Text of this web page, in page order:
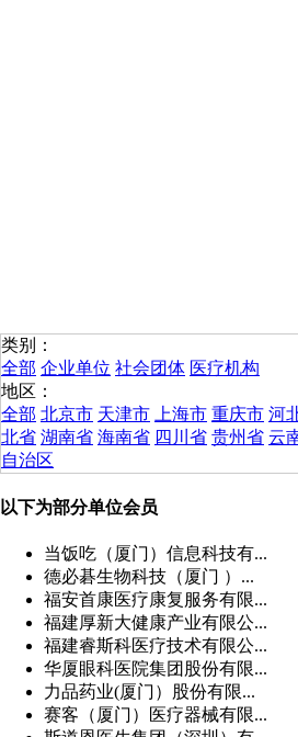
类别：
全部 企业单位 社会团体 医疗机构
地区：
全部 北京市 天津市 上海市 重庆市 河
北省 湖南省 海南省 四川省 贵州省 云
自治区
以下为部分单位会员
当饭吃（厦门）信息科技有...
德必碁生物科技（厦门 ）...
福安首康医疗康复服务有限...
福建厚新大健康产业有限公...
福建睿斯科医疗技术有限公...
华厦眼科医院集团股份有限...
力品药业(厦门）股份有限...
赛客（厦门）医疗器械有限...